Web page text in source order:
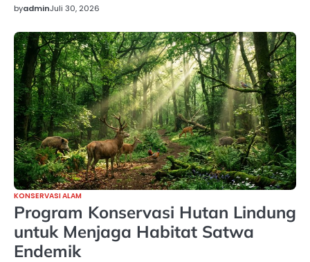
byadminJuli 30, 2026
KONSERVASI ALAM
Program Konservasi Hutan Lindung
untuk Menjaga Habitat Satwa
Endemik